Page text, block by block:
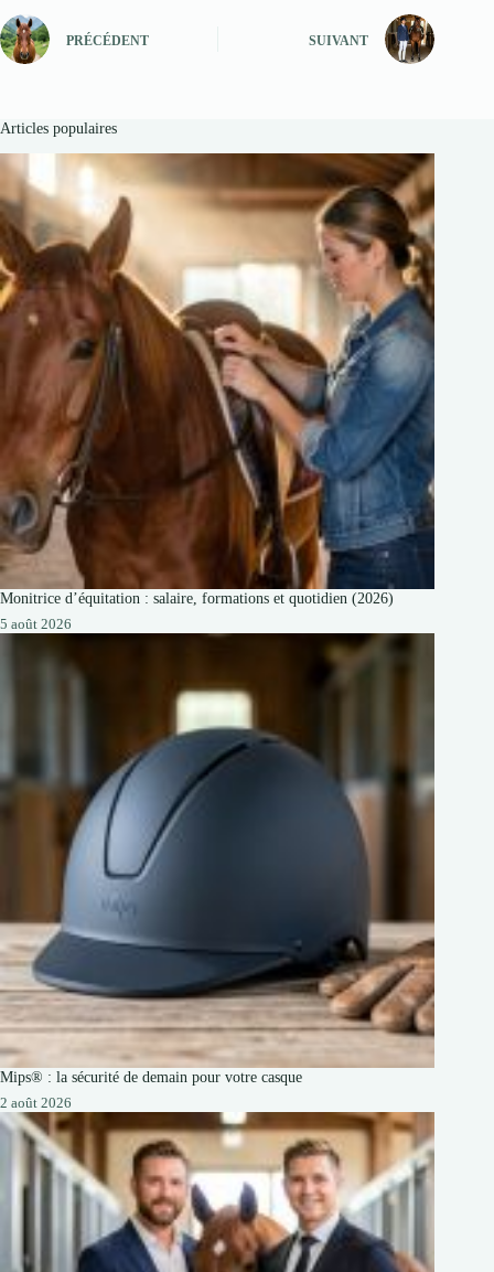
PRÉCÉDENT SUIVANT
Articles populaires
Monitrice d’équitation : salaire, formations et quotidien (2026)
5 août 2026
Mips® : la sécurité de demain pour votre casque
2 août 2026